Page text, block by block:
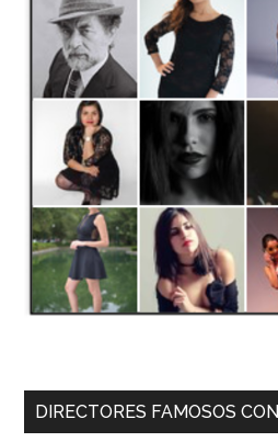
DIRECTORES FAMOSOS